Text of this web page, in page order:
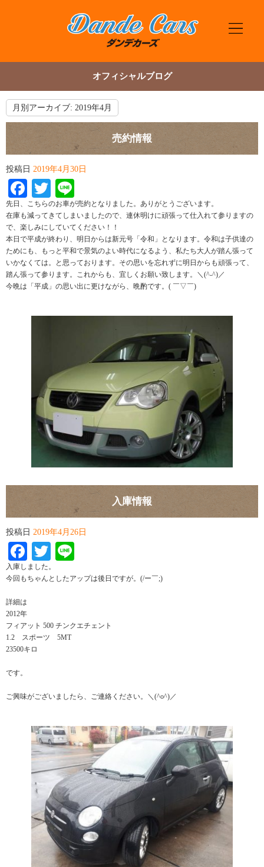
オフィシャルブログ
月別アーカイブ: 2019年4月
売約情報
投稿日 2019年4月30日
Facebook
Twitter
先日、こちらのお車が売約となりました。ありがとうございます。
在庫も減ってきてしまいましたので、連休明けに頑張って仕入れて参りますの
で、楽しみにしていてください！！
本日で平成が終わり、明日からは新元号「令和」となります。令和は子供達の
ためにも、もっと平和で景気のよい時代になるよう、私たち大人が踏ん張って
いかなくては。と思っております。その思いを忘れずに明日からも頑張って、
踏ん張って参ります。これからも、宜しくお願い致します。＼(^-^)／
今晩は「平成」の思い出に更けながら、晩酌です。( ￣▽￣)
入庫情報
投稿日 2019年4月26日
Facebook
Twitter
入庫しました。
今回もちゃんとしたアップは後日ですが。(/ー￣;)
詳細は
2012年
フィアット 500 チンクエチェント
1.2 スポーツ 5MT
23500キロ
です。
ご興味がございましたら、ご連絡ください。＼(^o^)／